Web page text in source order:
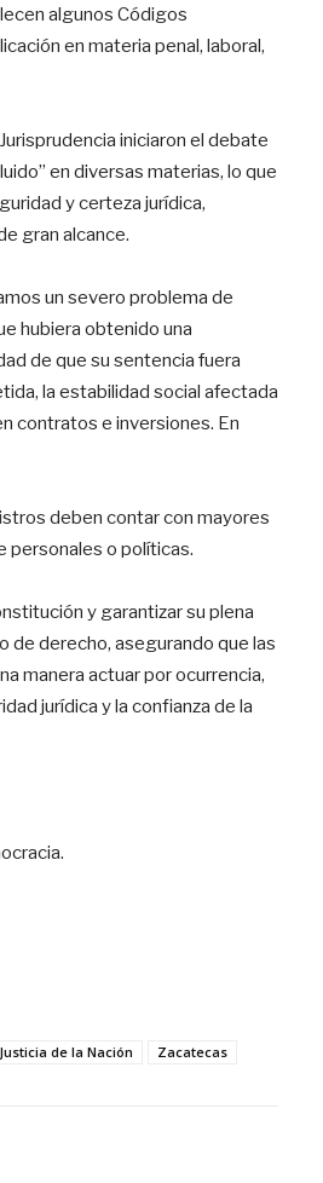
algunos Códigos
en materia penal, laboral,
iniciaron el debate
en diversas materias, lo que
y certeza jurídica,
gran alcance.
un severo problema de
hubiera obtenido una
de que su sentencia fuera
la estabilidad social afectada
contratos e inversiones. En
deben contar con mayores
personales o políticas.
y garantizar su plena
de derecho, asegurando que las
manera actuar por ocurrencia,
jurídica y la confianza de la
de la Nación Zacatecas